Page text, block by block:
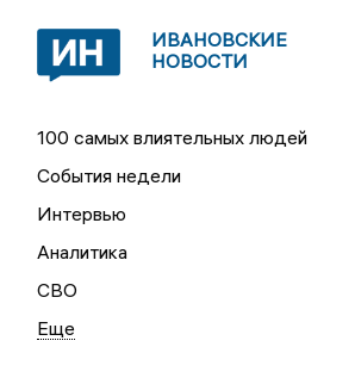
ИВАНОВСКИЕ
НОВОСТИ
100 самых влиятельных людей
События недели
Интервью
Аналитика
СВО